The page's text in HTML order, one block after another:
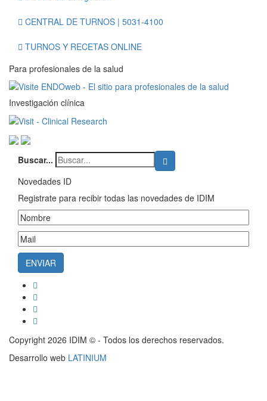
CENTRAL DE TURNOS | 5031-4100
TURNOS Y RECETAS ONLINE
Para profesionales de la salud
Investigación clínica
Buscar...
Novedades ID
Registrate para recibir todas las novedades de IDIM
Copyright 2026 IDIM © - Todos los derechos reservados.
Desarrollo web LATINIUM